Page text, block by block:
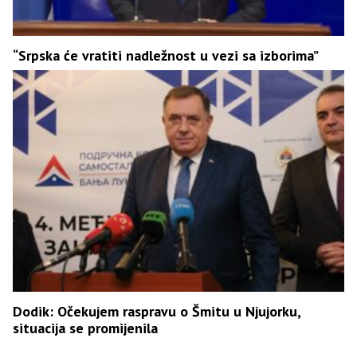
“Srpska će vratiti nadležnost u vezi sa izborima”
Dodik: Očekujem raspravu o Šmitu u Njujorku,
situacija se promijenila